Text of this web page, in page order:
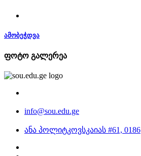
ამობეჭდვა
ფოტო გალერეა
info@sou.edu.ge
ანა პოლიტკოვსკაიას #61, 0186